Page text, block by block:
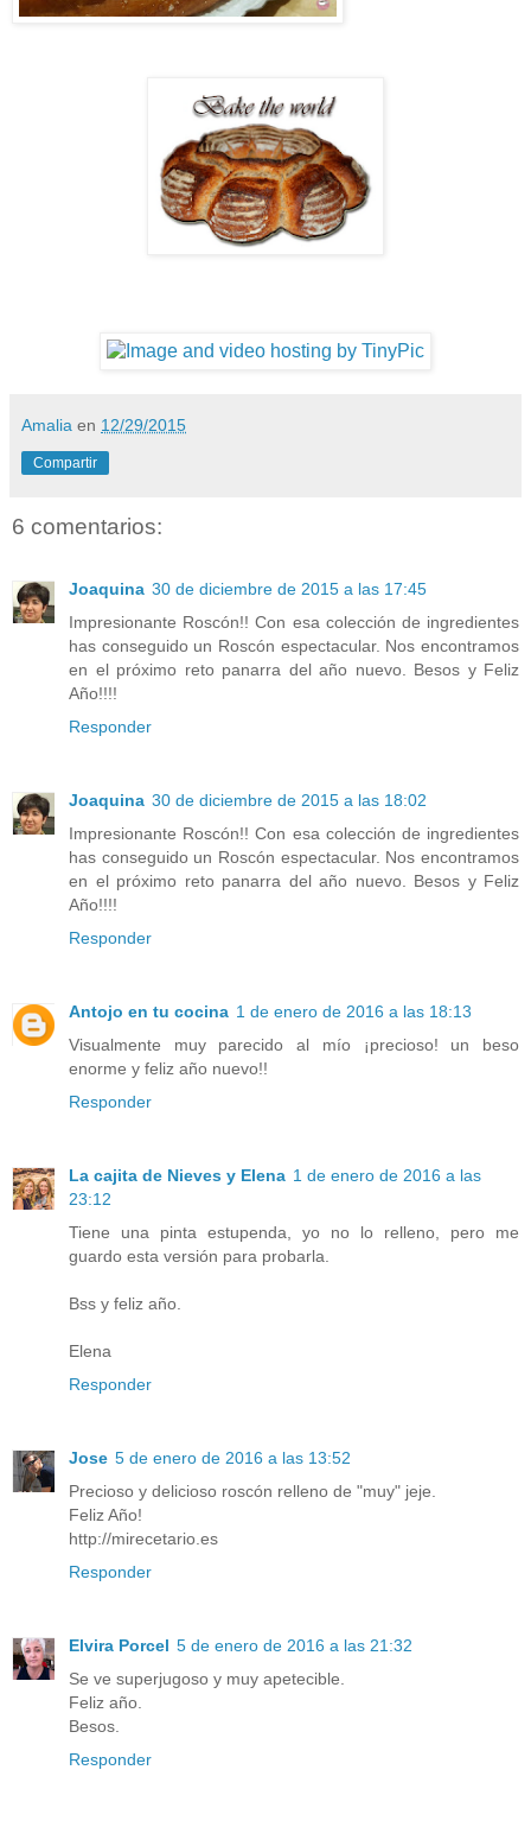
Amalia en 12/29/2015
Compartir
6 comentarios:
Joaquina 30 de diciembre de 2015 a las 17:45
Impresionante Roscón!! Con esa colección de ingredientes
has conseguido un Roscón espectacular. Nos encontramos
en el próximo reto panarra del año nuevo. Besos y Feliz
Año!!!!
Responder
Joaquina 30 de diciembre de 2015 a las 18:02
Impresionante Roscón!! Con esa colección de ingredientes
has conseguido un Roscón espectacular. Nos encontramos
en el próximo reto panarra del año nuevo. Besos y Feliz
Año!!!!
Responder
Antojo en tu cocina 1 de enero de 2016 a las 18:13
Visualmente muy parecido al mío ¡precioso! un beso
enorme y feliz año nuevo!!
Responder
La cajita de Nieves y Elena 1 de enero de 2016 a las
23:12
Tiene una pinta estupenda, yo no lo relleno, pero me
guardo esta versión para probarla.
Bss y feliz año.
Elena
Responder
Jose 5 de enero de 2016 a las 13:52
Precioso y delicioso roscón relleno de "muy" jeje.
Feliz Año!
http://mirecetario.es
Responder
Elvira Porcel 5 de enero de 2016 a las 21:32
Se ve superjugoso y muy apetecible.
Feliz año.
Besos.
Responder